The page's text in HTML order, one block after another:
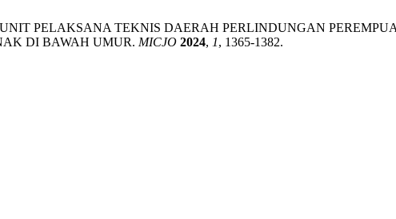
UNIT PELAKSANA TEKNIS DAERAH PERLINDUNGAN
DI BAWAH UMUR. MICJO 2024, 1, 1365-1382.